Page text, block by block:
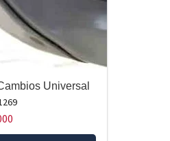
Universal